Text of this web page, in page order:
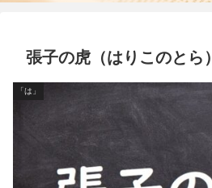
張子の虎（はりこのとら）
「は」